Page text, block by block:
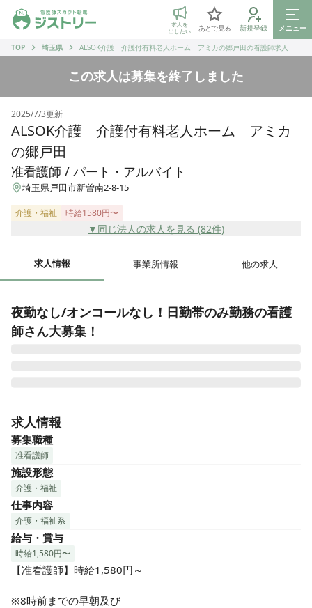
ジストリー 看護師の転職マッチング
求人を
出したい
あとで見る 新規登録
メニュー
TOP
埼玉県 ALSOK介護 介護付有料老人ホーム アミカの郷戸田の看護師求人
この求人は募集を終了しました
2025/7/3更新
ALSOK介護 介護付有料老人ホーム アミカ
の郷戸田
准看護師 / パート・アルバイト
埼玉県戸田市新曽南2-8-15
介護・福祉 時給1580円〜
▼同じ法人の求人を見る (82件)
求人情報 事業所情報 他の求人
夜勤なし/オンコールなし！日勤帯のみ勤務の看護
師さん大募集！
★人間関係フラットにお仕事始められます
★ICT化（デジタル化）による業務効率UP
★車・バイク・自転車通勤OK
★定員67名の介護付有料老人ホームでの看護のお仕事です
■健康管理
■簡単な医療処置
■服薬管理
■機能訓練など
介護スタッフや提携医療機関と
連携し、利用者様の健康管理や
心安らぐケアを行っていただきます。
求人情報
募集職種
准看護師
施設形態
介護・福祉
仕事内容
介護・福祉系
給与・賞与
時給1,580円〜
【准看護師】時給1,580円～
※8時前までの早朝及び